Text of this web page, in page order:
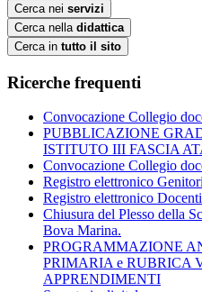
Cerca nei servizi
Cerca nella didattica
Cerca in tutto il sito
Ricerche frequenti
Convocazione Collegio
PUBBLICAZIONE
ISTITUTO III FASCIA
Convocazione Collegio
Registro elettronico Genitori
Registro elettronico Docenti
Chiusura del Plesso della
Bova Marina.
PROGRAMMAZIONE
PRIMARIA e RUBRICA
APPRENDIMENTI